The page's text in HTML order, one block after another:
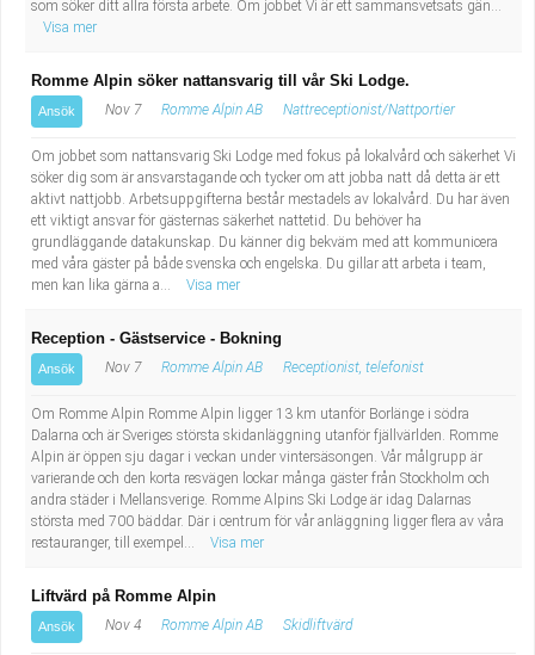
som söker ditt allra första arbete. Om jobbet Vi är ett sammansvetsats gän...
Visa mer
Romme Alpin söker nattansvarig till vår Ski Lodge.
Ansök Nov 7 Romme Alpin AB Nattreceptionist/Nattportier
Om jobbet som nattansvarig Ski Lodge med fokus på lokalvård och säkerhet Vi
söker dig som är ansvarstagande och tycker om att jobba natt då detta är ett
aktivt nattjobb. Arbetsuppgifterna består mestadels av lokalvård. Du har även
ett viktigt ansvar för gästernas säkerhet nattetid. Du behöver ha
grundläggande datakunskap. Du känner dig bekväm med att kommunicera
med våra gäster på både svenska och engelska. Du gillar att arbeta i team,
men kan lika gärna a...
Visa mer
Reception - Gästservice - Bokning
Ansök Nov 7 Romme Alpin AB Receptionist, telefonist
Om Romme Alpin Romme Alpin ligger 13 km utanför Borlänge i södra
Dalarna och är Sveriges största skidanläggning utanför fjällvärlden. Romme
Alpin är öppen sju dagar i veckan under vintersäsongen. Vår målgrupp är
varierande och den korta resvägen lockar många gäster från Stockholm och
andra städer i Mellansverige. Romme Alpins Ski Lodge är idag Dalarnas
största med 700 bäddar. Där i centrum för vår anläggning ligger flera av våra
restauranger, till exempel...
Visa mer
Liftvärd på Romme Alpin
Ansök Nov 4 Romme Alpin AB Skidliftvärd